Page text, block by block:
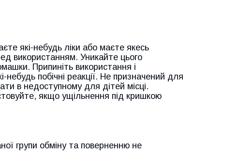
які-небудь ліки або маєте якесь
використанням. Уникайте цього
Припиніть використання і
побічні реакції. Не призначений для
в недоступному для дітей місці.
якщо ущільнення під кришкою
групи обміну та поверненню не